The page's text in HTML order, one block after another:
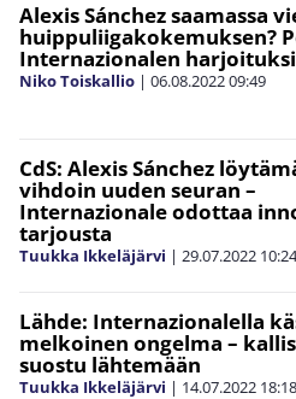
Alexis Sánchez saamassa
huippuliigakokemuksen?
Internazionalen
Niko Toiskallio | 06.08.202209:49
CdS: Alexis Sánchez
vihdoin uuden seuran –
Internazionale odottaa
tarjousta
Tuukka Ikkeläjärvi | 29.07.2022 10:24
Lähde: Internazionalella
melkoinen ongelma –
suostu lähtemään
Tuukka Ikkeläjärvi | 14.07.2022 18:18